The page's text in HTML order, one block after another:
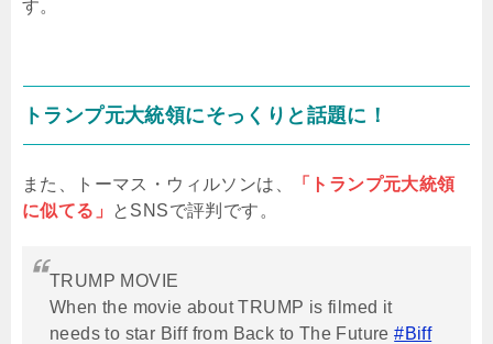
す。
トランプ元大統領にそっくりと話題に！
また、トーマス・ウィルソンは、
「トランプ元大統領
に似てる」
とSNSで評判です。
TRUMP MOVIE
When the movie about TRUMP is filmed it
needs to star Biff from Back to The Future#Biff